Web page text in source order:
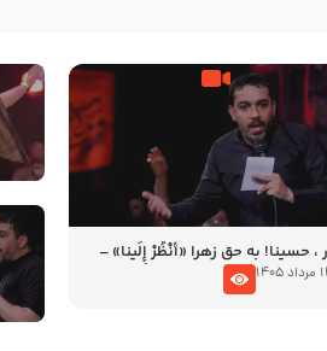
حسینا! به‌ حق زهرا «أُنْظُرْ إِلَینا» –
شب هفتم ماه محرّم 1405
۱۴۰۵